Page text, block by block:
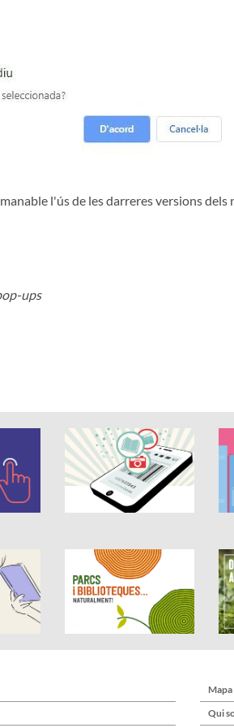
l'ús de les darreres versions dels
ups
Qui